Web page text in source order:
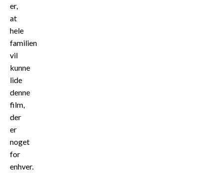
er,
at
hele
familien
vil
kunne
lide
denne
film,
der
er
noget
for
enhver.